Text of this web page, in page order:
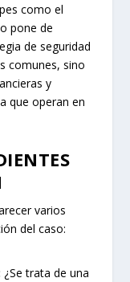
como el
pone de
de seguridad
comunes, sino
y
que operan en
varios
del caso:
¿Se trata de una